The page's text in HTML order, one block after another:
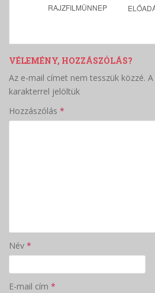
RAJZFILMÜNNEP
VÉLEMÉNY, HOZZÁSZÓLÁS?
Az e-mail címet nem tesszük közzé.
karakterrel jelöltük
Hozzászólás *
Név *
E-mail cím *